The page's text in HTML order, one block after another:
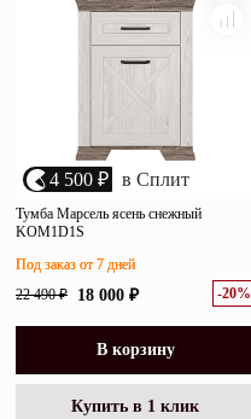
4 500 ₽ в Сплит
Тумба Марсель ясень снежный
KOM1D1S
22 490 ₽ 18 000 ₽ -20%
Под заказ от 7 дней
В корзину
Купить в 1 клик